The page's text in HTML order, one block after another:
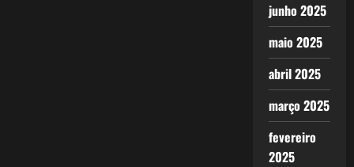
junho 2025
maio 2025
abril 2025
março 2025
fevereiro
2025